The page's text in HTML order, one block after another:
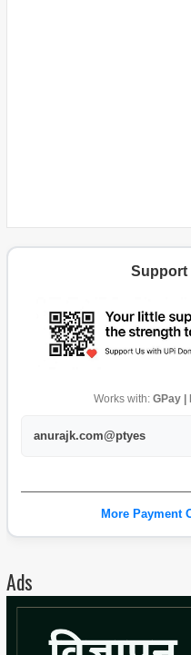
Support
Works with: GPay |
anurajk.com@ptyes
More Payment
Ads